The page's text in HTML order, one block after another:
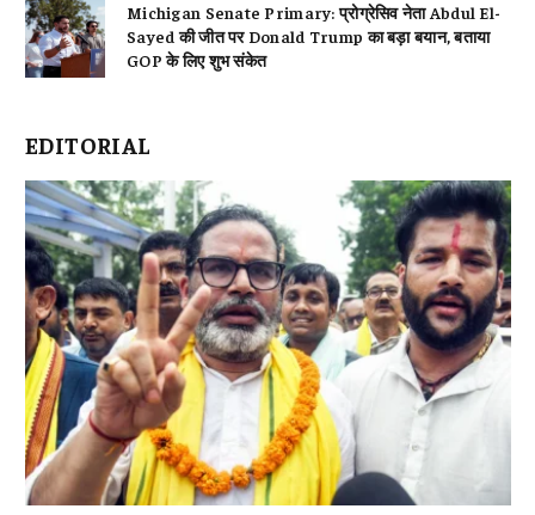
Michigan Senate Primary: प्रोग्रेसिव नेता Abdul El-
Sayed की जीत पर Donald Trump का बड़ा बयान, बताया
GOP के लिए शुभ संकेत
EDITORIAL